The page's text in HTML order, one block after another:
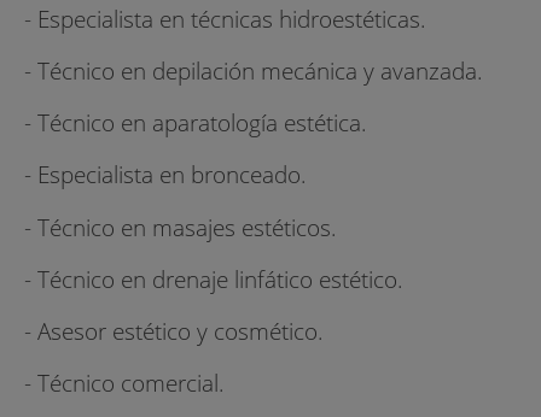
- Especialista en técnicas hidroestéticas.
- Técnico en depilación mecánica y avanzada.
- Técnico en aparatología estética.
- Especialista en bronceado.
- Técnico en masajes estéticos.
- Técnico en drenaje linfático estético.
- Asesor estético y cosmético.
- Técnico comercial.